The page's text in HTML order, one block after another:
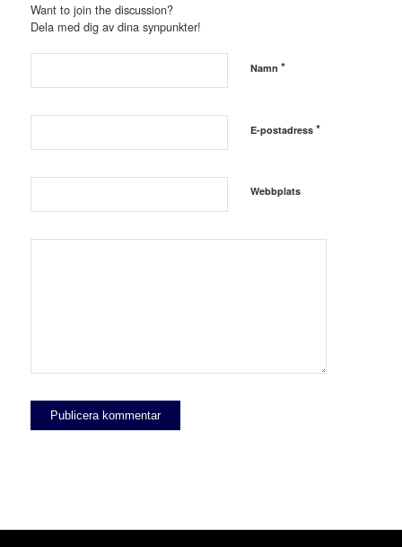
Want to join the discussion?
Dela med dig av dina synpunkter!
Namn *
E-postadress *
Webbplats